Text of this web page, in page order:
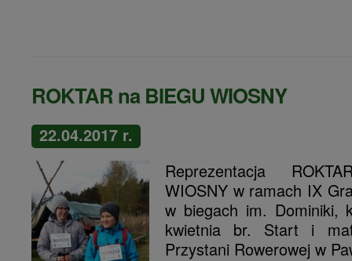
ROKTAR na BIEGU WIOSNY
22.04.2017 r.
Reprezentacja
WIOSNY w ramach IX
w biegach im. Dominiki,
kwietnia br. Start i
Przystani Rowerowej w